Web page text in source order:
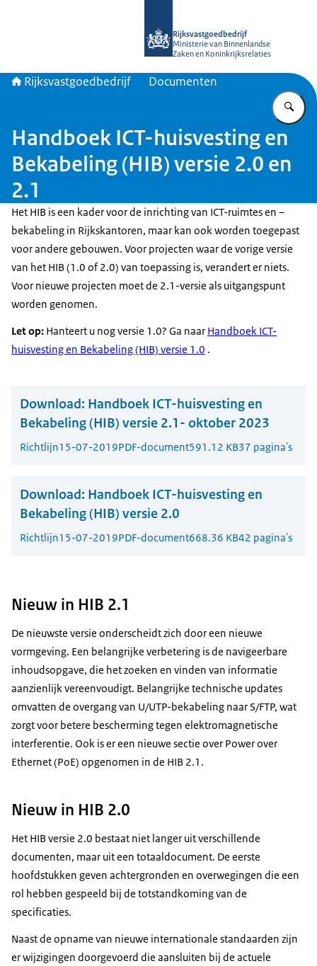
Rijksvastgoedbedrijf
Ministerie van Binnenlandse
Zaken en Koninkrijksrelaties
Rijksvastgoedbedrijf Documenten
Handboek ICT-huisvesting en
Bekabeling (HIB) versie 2.0 en
2.1
Het HIB is een kader voor de inrichting van ICT-ruimtes en –
bekabeling in Rijkskantoren, maar kan ook worden toegepast
voor andere gebouwen. Voor projecten waar de vorige versie
van het HIB (1.0 of 2.0) van toepassing is, verandert er niets.
Voor nieuwe projecten moet de 2.1-versie als uitgangspunt
worden genomen.
Let op: Hanteert u nog versie 1.0? Ga naar Handboek ICT-
huisvesting en Bekabeling (HIB) versie 1.0 .
Download: Handboek ICT-huisvesting en
Bekabeling (HIB) versie 2.1- oktober 2023
Richtlijn15-07-2019PDF-document591.12 KB37 pagina's
Download: Handboek ICT-huisvesting en
Bekabeling (HIB) versie 2.0
Richtlijn15-07-2019PDF-document668.36 KB42 pagina's
Nieuw in HIB 2.1
De nieuwste versie onderscheidt zich door een nieuwe
vormgeving. Een belangrijke verbetering is de navigeerbare
inhoudsopgave, die het zoeken en vinden van informatie
aanzienlijk vereenvoudigt. Belangrijke technische updates
omvatten de overgang van U/UTP-bekabeling naar S/FTP, wat
zorgt voor betere bescherming tegen elektromagnetische
interferentie. Ook is er een nieuwe sectie over Power over
Ethernet (PoE) opgenomen in de HIB 2.1.
Nieuw in HIB 2.0
Het HIB versie 2.0 bestaat niet langer uit verschillende
documenten, maar uit een totaaldocument. De eerste
hoofdstukken geven achtergronden en overwegingen die een
rol hebben gespeeld bij de totstandkoming van de
specificaties.
Naast de opname van nieuwe internationale standaarden zijn
er wijzigingen doorgevoerd die aansluiten bij de actuele